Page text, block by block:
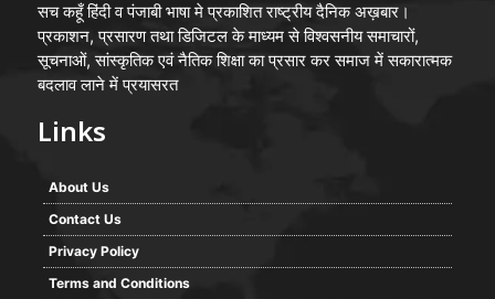
सच कहूँ हिंदी व पंजाबी भाषा मे प्रकाशित राष्ट्रीय दैनिक अख़बार।
प्रकाशन, प्रसारण तथा डिजिटल के माध्यम से विश्वसनीय समाचारों,
सूचनाओं, सांस्कृतिक एवं नैतिक शिक्षा का प्रसार कर समाज में सकारात्मक
बदलाव लाने में प्रयासरत
Links
About Us
Contact Us
Privacy Policy
Terms and Conditions